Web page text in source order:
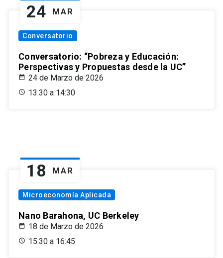
24 MAR
Conversatorio
Conversatorio: “Pobreza y Educación:
Perspectivas y Propuestas desde la UC”
24 de Marzo de 2026
13:30 a 14:30
18 MAR
Microeconomía Aplicada
Nano Barahona, UC Berkeley
18 de Marzo de 2026
15:30 a 16:45